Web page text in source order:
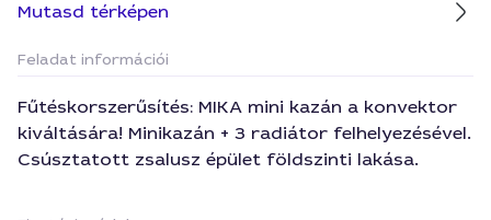
Mutasd térképen
Feladat információi
Fűtéskorszerűsítés: MIKA mini kazán a konvektor
kiváltására! Minikazán + 3 radiátor felhelyezésével.
Csúsztatott zsalusz épület földszinti lakása.